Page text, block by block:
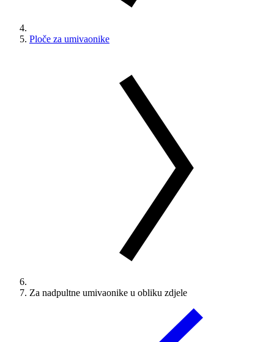
Ploče za umivaonike
Za nadpultne umivaonike u obliku zdjele